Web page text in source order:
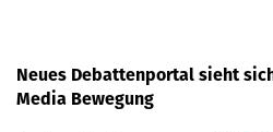
Neues Debattenportal sieht
Media Bewegung